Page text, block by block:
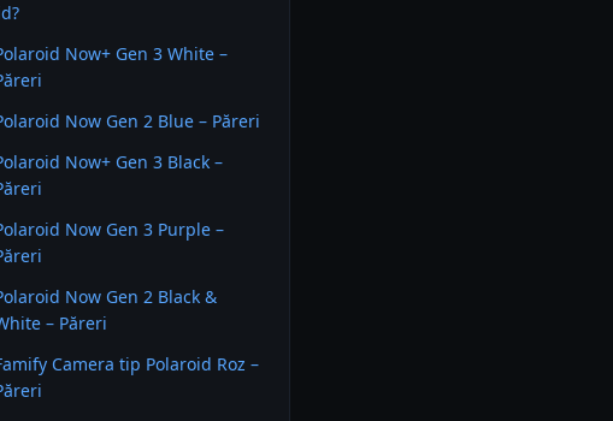
Now+ Gen 3 White –
Now Gen 2 Blue – Păreri
Now+ Gen 3 Black –
Now Gen 3 Purple –
Now Gen 2 Black &
– Păreri
Camera tip Polaroid Roz –